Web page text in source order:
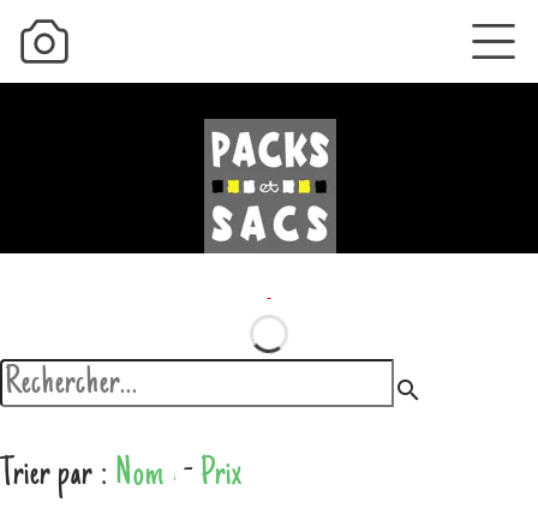
search
Trier par : Nom - Prix